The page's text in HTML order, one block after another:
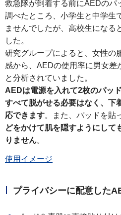
救急隊が到着する前にAEDのパ
調べたところ、小学生と中学生
ませんでしたが、高校生になる
した。
研究グループによると、女性の
感から、AEDの使用率に男女差
と分析されていました。
AEDは電源を入れて2枚のパッ
すべて脱がせる必要はなく、下
応できます。また、パッドを貼
どをかけて肌を隠すようにして
りません。
使用イメージ
プライバシーに配意した